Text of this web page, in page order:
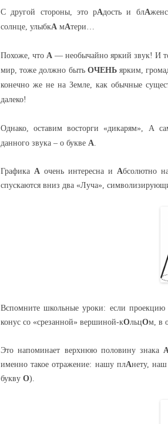
С другой стороны, это рАдость и блА
солнце, улыбкА мАтери…
Похоже, что А — необычайно яркий звук! И
мир, тоже должно быть ОЧЕНЬярким,
конечно же не на Земле, как обычные
далеко!
Однако, оставим восторги «дикарям», А
данного звука – о букве А.
Графика А очень интересна и Абсолютно
спускаются вниз два «Луча»,
Вспомните школьные уроки: если проекцию
конус со «срезанной» вершиной-кОльцОм, в
Это напоминает верхнюю половину знака
именно такое отражение: нашу плАнету,
букву О).